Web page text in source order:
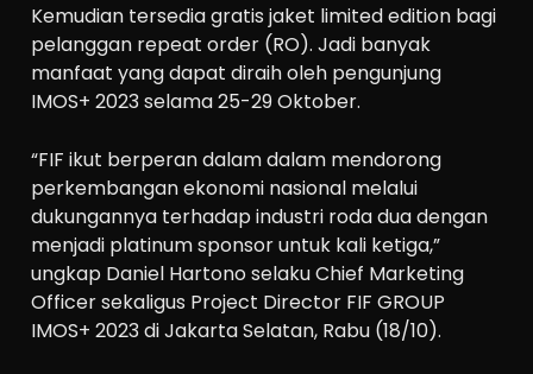
Kemudian tersedia gratis jaket limited edition bagi
pelanggan repeat order (RO). Jadi banyak
manfaat yang dapat diraih oleh pengunjung
IMOS+ 2023 selama 25-29 Oktober.
“FIF ikut berperan dalam dalam mendorong
perkembangan ekonomi nasional melalui
dukungannya terhadap industri roda dua dengan
menjadi platinum sponsor untuk kali ketiga,”
ungkap Daniel Hartono selaku Chief Marketing
Officer sekaligus Project Director FIF GROUP
IMOS+ 2023 di Jakarta Selatan, Rabu (18/10).